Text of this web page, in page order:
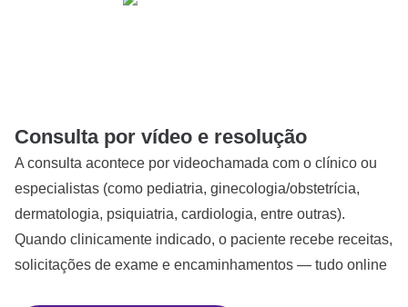
Consulta por vídeo e resolução
A consulta acontece por videochamada com o clínico ou
especialistas (como pediatria, ginecologia/obstetrícia,
dermatologia, psiquiatria, cardiologia, entre outras).
Quando clinicamente indicado, o paciente recebe receitas,
solicitações de exame e encaminhamentos — tudo online